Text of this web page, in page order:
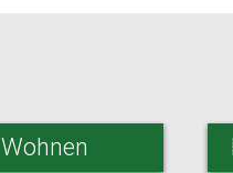
Wohnen